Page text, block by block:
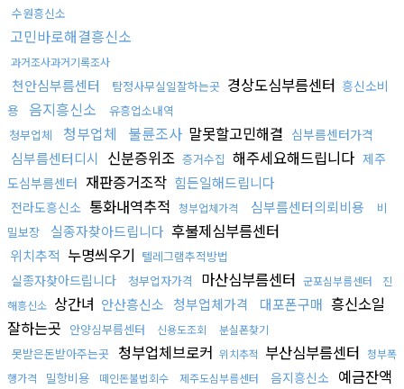
수원흥신소
고민바로해결흥신소
과거조사과거기록조사
천안심부름센터 탐정사무실일잘하는곳 경상도심부름센터 흥신소비
용
음지흥신소
유흥업소내역
청부업체
청부업체 불륜조사 말못할고민해결 심부름센터가격
심부름센터디시 신분증위조 증거수집 해주세요해드립니다 제주
도심부름센터 재판증거조작 힘든일해드립니다
전라도흥신소 통화내역추적 청부업체가격 심부름센터의뢰비용
비
밀보장
실종자찾아드립니다 후불제심부름센터
위치추적 누명씌우기 텔레그램추적방법
실종자찾아드립니다 청부업자가격 마산심부름센터 군포심부름센터
진
해흥신소 상간녀 안산흥신소 청부업체가격 대포폰구매 흥신소일
잘하는곳 안양심부름센터 신용도조회 분실폰찾기
못받은돈받아주는곳 청부업체브로커 위치추적 부산심부름센터 청부폭
행가격
밀항비용 떼인돈불법회수 제주도심부름센터 음지흥신소 예금잔액